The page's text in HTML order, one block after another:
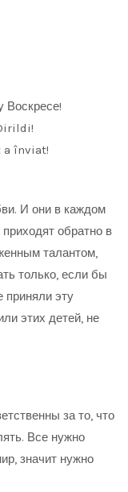
Воскресе!
a înviat!
И они в каждом
обратно в
талантом,
только, если бы
приняли эту
этих детей, не
за то, что
Все нужно
значит нужно